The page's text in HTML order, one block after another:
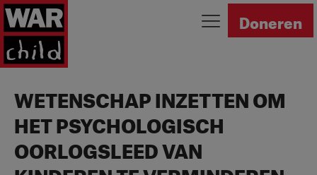
Ga naar homepage Doneren
WETENSCHAP INZETTEN OM
HET PSYCHOLOGISCH
OORLOGSLEED VAN